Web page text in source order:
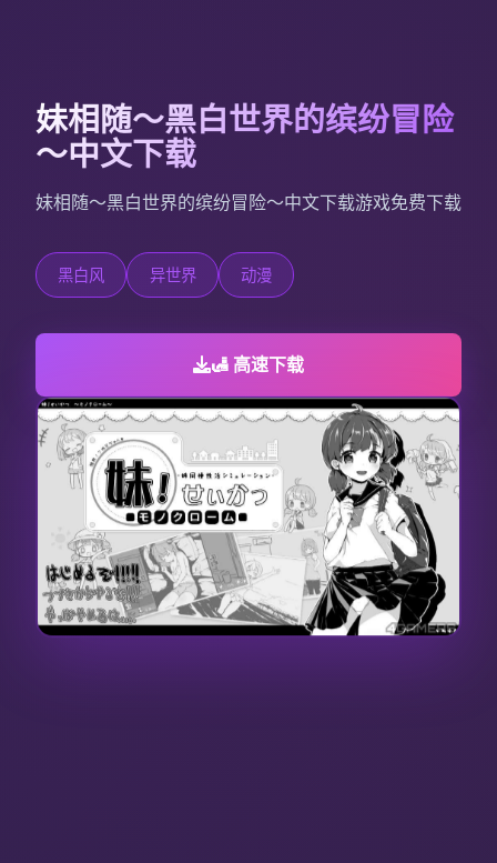
妹相随～黑白世界的缤纷冒险
～中文下载
妹相随～黑白世界的缤纷冒险～中文下载游戏免费下载
黑白风 异世界 动漫
🛃 高速下载